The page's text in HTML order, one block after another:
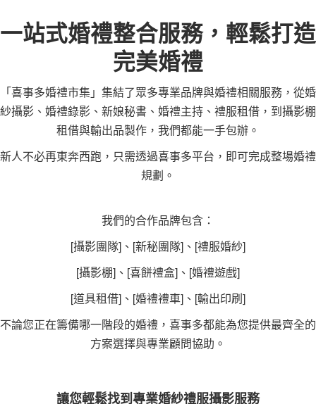
一站式婚禮整合服務，輕鬆打造
完美婚禮
「喜事多婚禮市集」集結了眾多專業品牌與婚禮相關服務，從婚
紗攝影、婚禮錄影、新娘秘書、婚禮主持、禮服租借，到攝影棚
租借與輸出品製作，我們都能一手包辦。
新人不必再東奔西跑，只需透過喜事多平台，即可完成整場婚禮
規劃。
我們的合作品牌包含：
[攝影團隊]、[新秘團隊]、[禮服婚紗]
[攝影棚]、[喜餅禮盒]、[婚禮遊戲]
[道具租借]、[婚禮禮車]、[輸出印刷]
不論您正在籌備哪一階段的婚禮，喜事多都能為您提供最齊全的
方案選擇與專業顧問協助。
讓您輕鬆找到專業婚紗禮服攝影服務